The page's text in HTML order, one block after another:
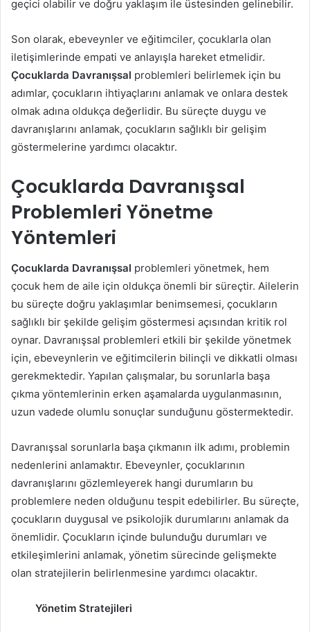
geçici olabilir ve doğru yaklaşım ile üstesinden gelinebilir.
Son olarak, ebeveynler ve eğitimciler, çocuklarla olan
iletişimlerinde empati ve anlayışla hareket etmelidir.
Çocuklarda Davranışsal problemleri belirlemek için bu
adımlar, çocukların ihtiyaçlarını anlamak ve onlara destek
olmak adına oldukça değerlidir. Bu süreçte duygu ve
davranışlarını anlamak, çocukların sağlıklı bir gelişim
göstermelerine yardımcı olacaktır.
Çocuklarda Davranışsal
Problemleri Yönetme
Yöntemleri
Çocuklarda Davranışsal problemleri yönetmek, hem
çocuk hem de aile için oldukça önemli bir süreçtir. Ailelerin
bu süreçte doğru yaklaşımlar benimsemesi, çocukların
sağlıklı bir şekilde gelişim göstermesi açısından kritik rol
oynar. Davranışsal problemleri etkili bir şekilde yönetmek
için, ebeveynlerin ve eğitimcilerin bilinçli ve dikkatli olması
gerekmektedir. Yapılan çalışmalar, bu sorunlarla başa
çıkma yöntemlerinin erken aşamalarda uygulanmasının,
uzun vadede olumlu sonuçlar sunduğunu göstermektedir.
Davranışsal sorunlarla başa çıkmanın ilk adımı, problemin
nedenlerini anlamaktır. Ebeveynler, çocuklarının
davranışlarını gözlemleyerek hangi durumların bu
problemlere neden olduğunu tespit edebilirler. Bu süreçte,
çocukların duygusal ve psikolojik durumlarını anlamak da
önemlidir. Çocukların içinde bulunduğu durumları ve
etkileşimlerini anlamak, yönetim sürecinde gelişmekte
olan stratejilerin belirlenmesine yardımcı olacaktır.
Yönetim Stratejileri